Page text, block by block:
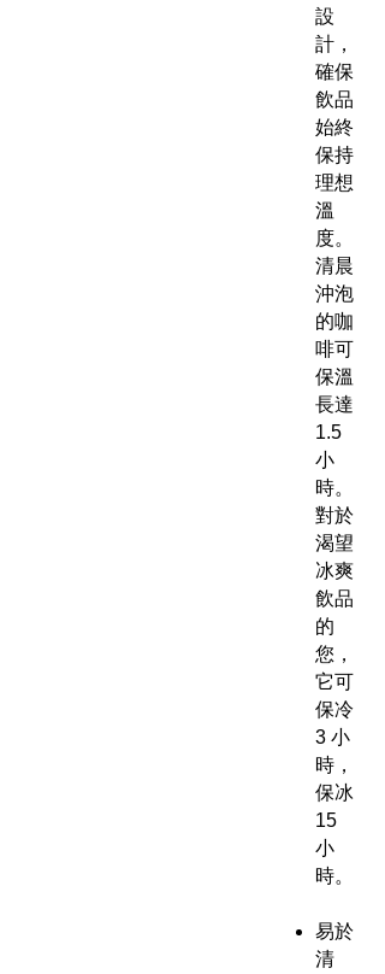
設
計，
確保
飲品
始終
保持
理想
溫
度。
清晨
沖泡
的咖
啡可
保溫
長達
1.5
小
時。
對於
渴望
冰爽
飲品
的
您，
它可
保冷
3 小
時，
保冰
15
小
時。
易於
清